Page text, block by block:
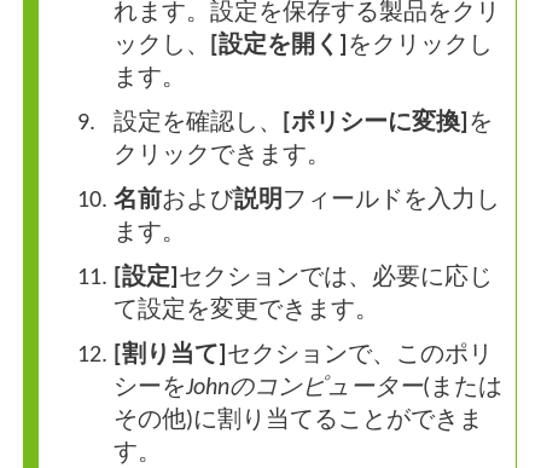
れます。設定を保存する製品をクリ
ックし、
[設定を開く] をクリックし
ます。
設定を確認し、
[ポリシーに変換] を
クリックできます。
名前および説明フィールドを入力し
ます。
[設定] セクションでは、必要に応じ
て設定を変更できます。
[割り当て] セクションで、このポリ
シーをJohnのコンピューター(または
その他)に割り当てることができま
す。